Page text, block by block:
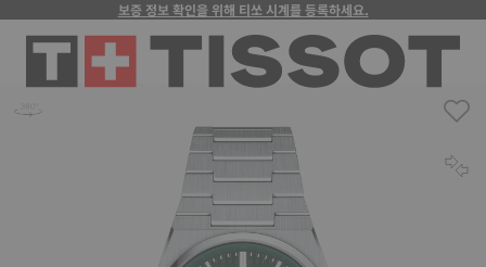
보증 정보 확인을 위해 티쏘 시계를 등록하세요.